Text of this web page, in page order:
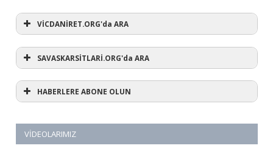
VİCDANİRET.ORG'da ARA
SAVASKARSİTLARİ.ORG'da ARA
HABERLERE ABONE OLUN
VIDEOLARIMIZ